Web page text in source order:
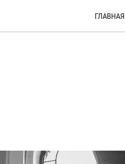
ГЛАВНАЯ